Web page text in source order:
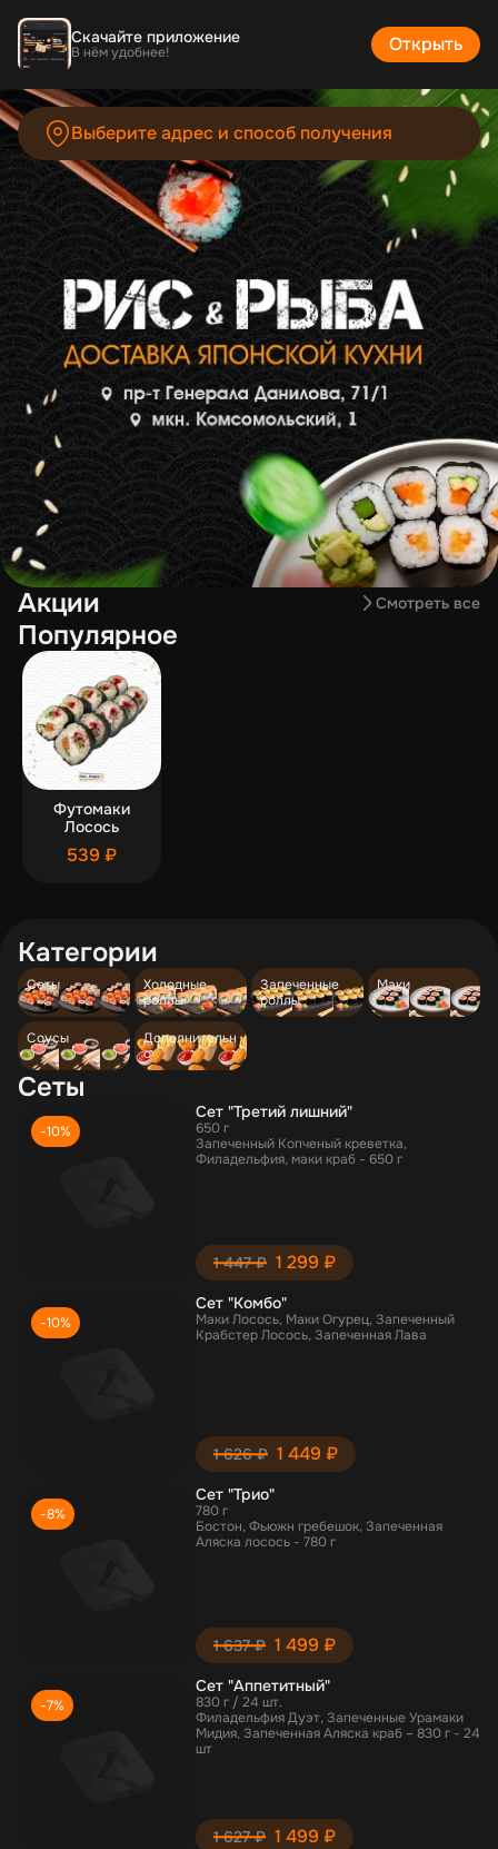
Скачайте приложение
В нём удобнее! Открыть
Выберите адрес и способ получения
Акции Смотреть все
Популярное
Футомаки
Лосось
539 ₽
Категории
Сеты
Холодные
роллы
Запеченные
роллы
Маки
Соусы
Дополнительн
о
Сеты
-10%
Сет "Третий лишний"
650 г
Запеченный Копченый креветка,
Филадельфия, маки краб - 650 г
1 447 ₽ 1 299 ₽
-10%
Сет "Комбо"
Маки Лосось, Маки Огурец, Запеченный
Крабстер Лосось, Запеченная Лава
1 626 ₽ 1 449 ₽
-8%
Сет "Трио"
780 г
Бостон, Фьюжн гребешок, Запеченная
Аляска лосось - 780 г
1 637 ₽ 1 499 ₽
-7%
Сет "Аппетитный"
830 г / 24 шт.
Филадельфия Дуэт, Запеченные Урамаки
Мидия, Запеченная Аляска краб – 830 г - 24
шт
1 627 ₽ 1 499 ₽
Рис & Рыба | Макеевка | Доставка роллов | Каталог